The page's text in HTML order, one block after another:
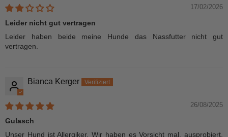
17/02/2026
Leider nicht gut vertragen
Leider haben beide meine Hunde das Nassfutter nicht gut
vertragen.
Bianca Kerger
26/08/2025
Gulasch
Unser Hund ist Allergiker. Wir haben es Vorsicht mal, ausprobiert.